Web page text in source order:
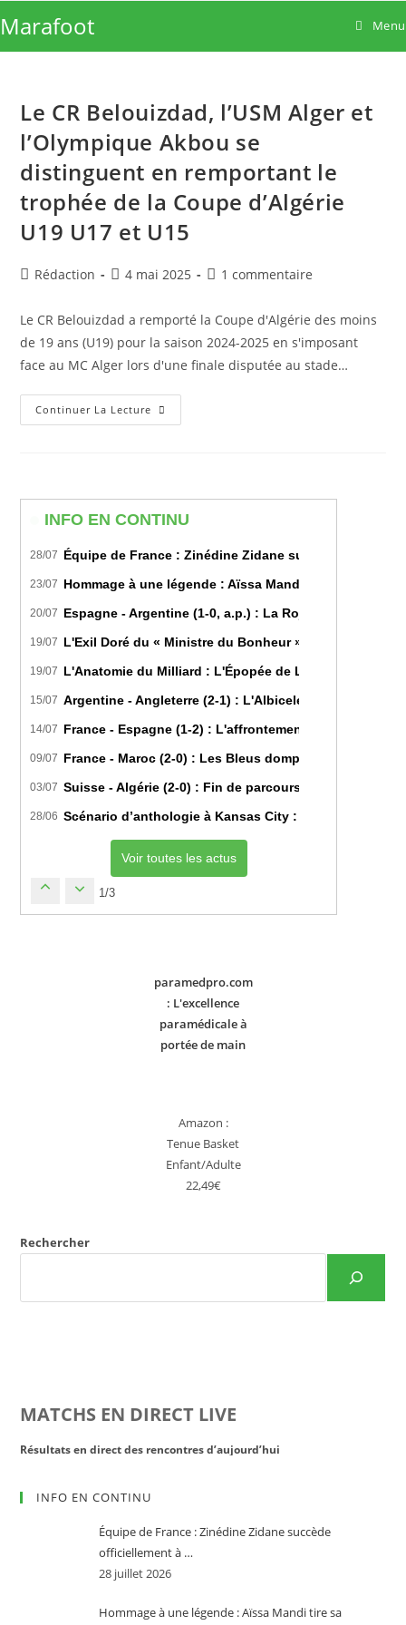
to
content
Marafoot Menu
INFO EN CONTINU
28/07 Équipe de France : Zinédine Zidane succède
23/07 Hommage à une légende : Aïssa Mandi tire sa
20/07 Espagne - Argentine (1-0, a.p.) : La Roja sur le toit
19/07 L'Exil Doré du « Ministre du Bonheur » : Dans les
19/07 L'Anatomie du Milliard : L'Épopée de Lamine Yamal du
15/07 Argentine - Angleterre (2-1) : L'Albiceleste renverse
14/07 France - Espagne (1-2) : L'affrontement tactique
09/07 France - Maroc (2-0) : Les Bleus domptent les Lions
03/07 Suisse - Algérie (2-0) : Fin de parcours pour les
28/06 Scénario d’anthologie à Kansas City : L’Algérie
Voir toutes les actus
1/3
paramedpro.com
: L'excellence
paramédicale à
portée de main
Amazon :
Tenue Basket
Enfant/Adulte
22,49€
Rechercher
MATCHS EN DIRECT LIVE
Résultats en direct des rencontres d’aujourd’hui
INFO EN CONTINU
Équipe de France : Zinédine Zidane succède
officiellement à …
28 juillet 2026
Hommage à une légende : Aïssa Mandi tire sa
Le CR Belouizdad, l’USM Alger et
l’Olympique Akbou se
distinguent en remportant le
trophée de la Coupe d’Algérie
U19 U17 et U15
Auteur/autrice
la
publication :
Rédaction
Publication
4 mai 2025
Commentaires
publication :
1 commentaire
Le CR Belouizdad a remporté la Coupe d'Algérie des moins
de 19 ans (U19) pour la saison 2024-2025 en s'imposant
face au MC Alger lors d'une finale disputée au stade…
Continuer La Lecture Le
CR
Akbou
Se
Distinguent
Remportant
Le
Trophée
De
Coupe
D’Algérie
U19
U17
Et
U15